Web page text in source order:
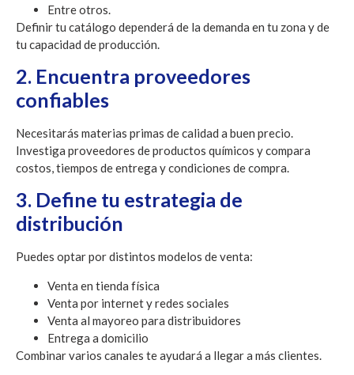
Entre otros.
Definir tu catálogo dependerá de la demanda en tu zona y de
tu capacidad de producción.
2. Encuentra proveedores
confiables
Necesitarás materias primas de calidad a buen precio.
Investiga proveedores de productos químicos y compara
costos, tiempos de entrega y condiciones de compra.
3. Define tu estrategia de
distribución
Puedes optar por distintos modelos de venta:
Venta en tienda física
Venta por internet y redes sociales
Venta al mayoreo para distribuidores
Entrega a domicilio
Combinar varios canales te ayudará a llegar a más clientes.